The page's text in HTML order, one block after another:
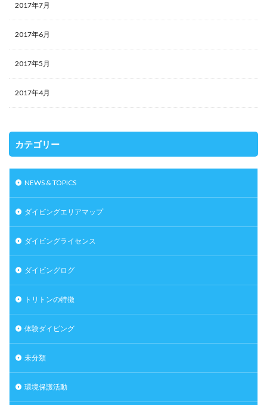
2017年7月
2017年6月
2017年5月
2017年4月
カテゴリー
NEWS & TOPICS
ダイビングエリアマップ
ダイビングライセンス
ダイビングログ
トリトンの特徴
体験ダイビング
未分類
環境保護活動